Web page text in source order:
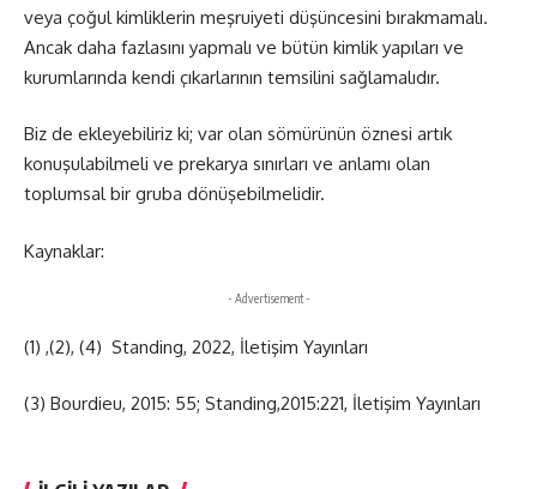
veya çoğul kimliklerin meşruiyeti düşüncesini bırakmamalı.
Ancak daha fazlasını yapmalı ve bütün kimlik yapıları ve
kurumlarında kendi çıkarlarının temsilini sağlamalıdır.
Biz de ekleyebiliriz ki; var olan sömürünün öznesi artık
konuşulabilmeli ve prekarya sınırları ve anlamı olan
toplumsal bir gruba dönüşebilmelidir.
Kaynaklar:
- Advertisement -
(1) ,(2), (4) Standing, 2022, İletişim Yayınları
(3) Bourdieu, 2015: 55; Standing,2015:221, İletişim Yayınları